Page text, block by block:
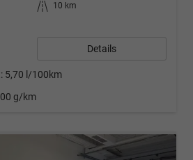
Kilometerstand
10 km
Details
5,70 l/100km
g/km